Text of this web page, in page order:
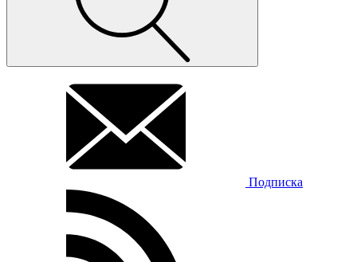
Подписка